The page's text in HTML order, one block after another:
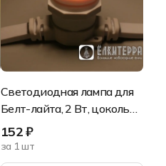
Светодиодная лампа для
Белт-лайта, 2 Вт, цоколь
Е27, d=45 мм, Тепло-белая
152 ₽
за 1 шт